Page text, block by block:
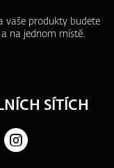
vaše produkty budete
a na jednom místě.
SÍTÍCH